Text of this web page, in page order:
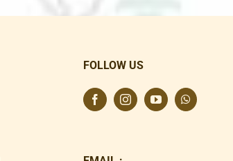
FOLLOW US